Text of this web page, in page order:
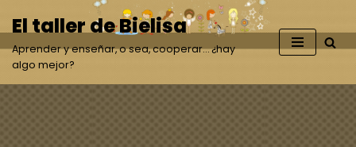
Saltar
al
contenido
El taller de Bielisa
Aprender y enseñar, o sea, cooperar… ¿hay
algo mejor?